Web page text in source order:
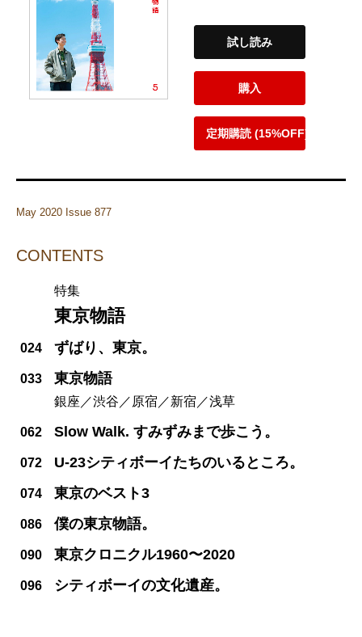
試し読み
購入
定期購読 (15%OFF)
May 2020 Issue 877
CONTENTS
特集
東京物語
024 ずばり、東京。
033 東京物語
銀座／渋谷／原宿／新宿／浅草
062 Slow Walk. すみずみまで歩こう。
072 U-23シティボーイたちのいるところ。
074 東京のベスト3
086 僕の東京物語。
090 東京クロニクル1960〜2020
096 シティボーイの文化遺産。